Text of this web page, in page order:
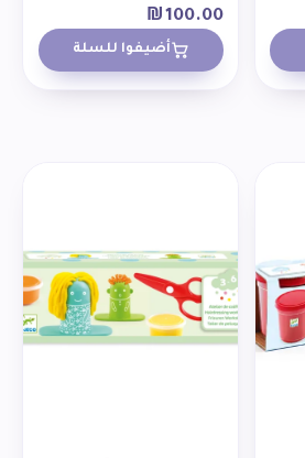
₪100.00
أضيفوا للسلة